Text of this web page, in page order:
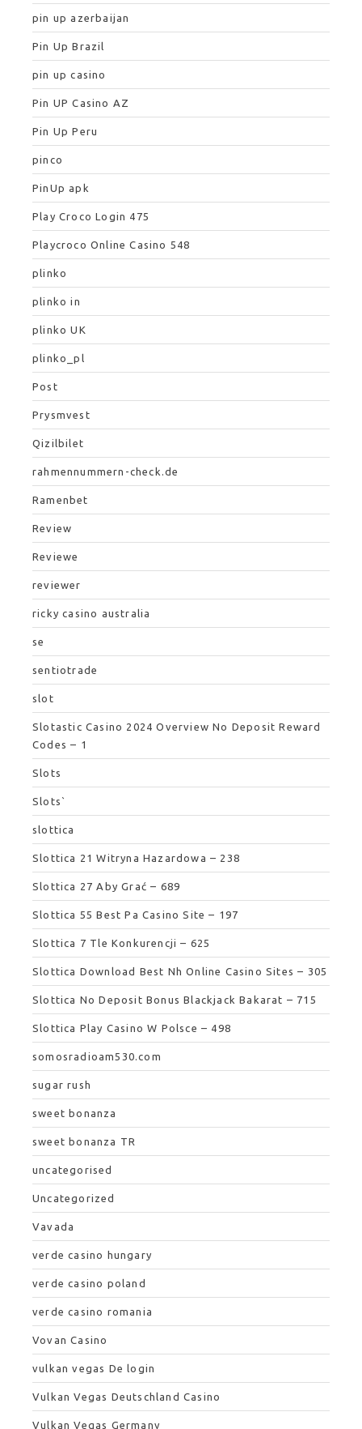
pin up azerbaijan
Pin Up Brazil
pin up casino
Pin UP Casino AZ
Pin Up Peru
pinco
PinUp apk
Play Croco Login 475
Playcroco Online Casino 548
plinko
plinko in
plinko UK
plinko_pl
Post
Prysmvest
Qizilbilet
rahmennummern-check.de
Ramenbet
Review
Reviewe
reviewer
ricky casino australia
se
sentiotrade
slot
Slotastic Casino 2024 Overview No Deposit Reward
Codes – 1
Slots
Slots`
slottica
Slottica 21 Witryna Hazardowa – 238
Slottica 27 Aby Grać – 689
Slottica 55 Best Pa Casino Site – 197
Slottica 7 Tle Konkurencji – 625
Slottica Download Best Nh Online Casino Sites – 305
Slottica No Deposit Bonus Blackjack Bakarat – 715
Slottica Play Casino W Polsce – 498
somosradioam530.com
sugar rush
sweet bonanza
sweet bonanza TR
uncategorised
Uncategorized
Vavada
verde casino hungary
verde casino poland
verde casino romania
Vovan Casino
vulkan vegas De login
Vulkan Vegas Deutschland Casino
Vulkan Vegas Germany